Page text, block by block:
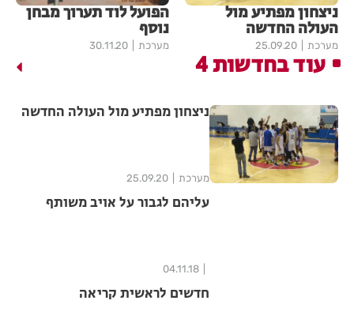
ניצחון מפתיע מול
העולה החדשה
מערכת 25.09.20
הפועל לוד תערוך מבחן
נוסף
מערכת 30.11.20
עוד בחדשות 4
ניצחון מפתיע מול העולה החדשה
מערכת 25.09.20
עליהם לגבור על אויב משותף
04.11.18
חדשים לראשית קריאה